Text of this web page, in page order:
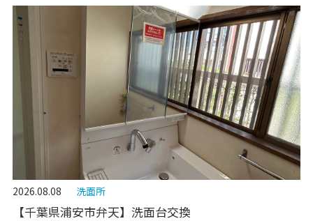
2026.08.08 洗面所
【千葉県浦安市弁天】洗面台交換